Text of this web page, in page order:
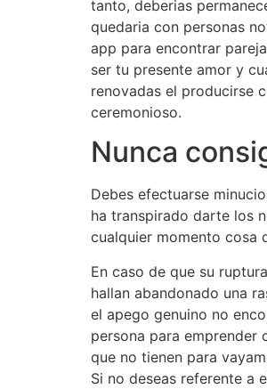
tanto, deberias
quedaria con personas
app para encontrar
ser tu presente amor y
renovadas el producirse
ceremonioso.
Nunca
Debes efectuarse
ha transpirado darte los
cualquier momento cosa
En caso de que su
hallan abandonado una
el apego genuino no
persona para emprender
que no tienen para
Si no deseas referente a